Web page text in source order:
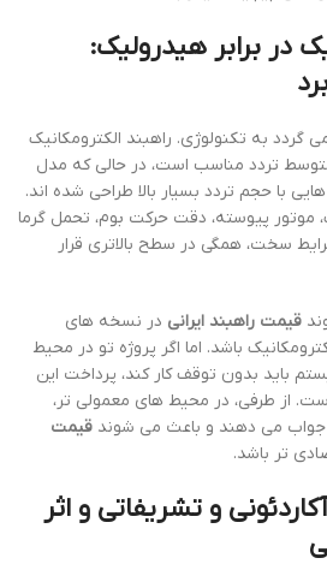
در برابر هیدرولیک:
به تکنولوژی. راهبند الکترومکانیک
تردد مناسب است، در حالی که مدل
با حجم تردد بسیار بالا طراحی شده اند.
موتور پیوسته، دقت حرکت بوم، تحمل گرما
سخت، همگی در سطح بالاتری قرار
قیمت راهبند ایرانی در نسخه های
باشد. اما اگر پروژه تو در محیط
باید بدون توقف کار کند، پرداخت این
از طرفی، در محیط های معمولی تر،
جواب می دهند و باعث می شوند قیمت
تر باشد.
و تشریفاتی و اثر